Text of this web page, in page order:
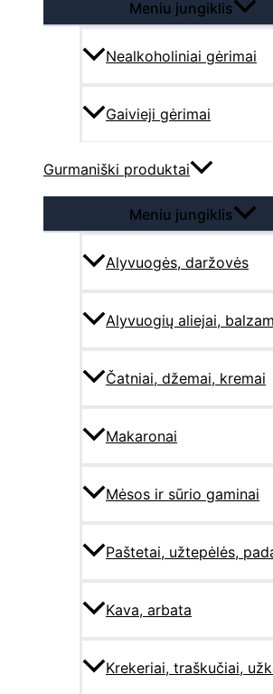
Meniu jungiklis
Nealkoholiniai gėrimai
Gaivieji gėrimai
Gurmaniški produktai
Meniu jungiklis
Alyvuogės, daržovės
Alyvuogių aliejai,
Čatniai, džemai, kremai
Makaronai
Mėsos ir sūrio gaminai
Paštetai, užtepėlės,
Kava, arbata
Krekeriai, traškučiai,